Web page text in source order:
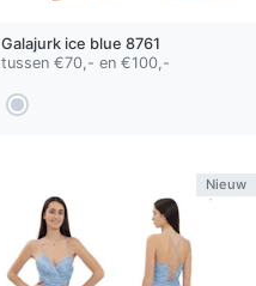
Galajurk ice blue 8761
tussen €70,- en €100,-
Nieuw